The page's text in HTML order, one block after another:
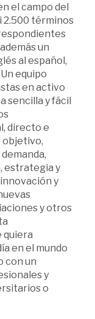
el campo del
2.500 términos
un
al español,
equipo
en activo
sencilla y fácil
directo e
objetivo,
estrategia y
y
y otros
quiera
en el mundo
con un
y
o